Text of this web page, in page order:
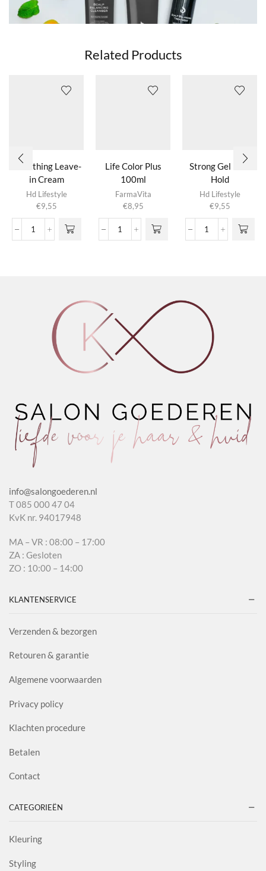
Related Products
Smoothing Leave-
in Cream
Hd Lifestyle
€9,55
Smoothing
Life Color Plus
100ml
FarmaVita
€8,95
Life
heeft
meerdere
Deze optie
Strong Gel Firm
Hold
Hd Lifestyle
€9,55
Strong
info@salongoederen.nl
T 085 000 47 04
KvK nr. 94017948
MA – VR : 08:00 – 17:00
ZA : Gesloten
ZO : 10:00 – 14:00
KLANTENSERVICE
Verzenden & bezorgen
Retouren & garantie
Algemene voorwaarden
Privacy policy
Klachten procedure
Betalen
Contact
CATEGORIEËN
Kleuring
Styling